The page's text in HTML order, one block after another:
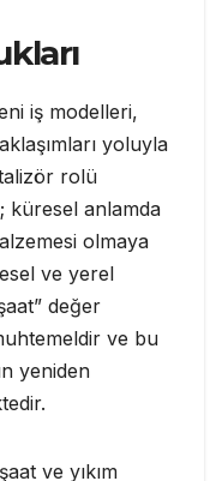
iş modelleri,
yoluyla
rolü
küresel anlamda
olmaya
ve yerel
değer
ve bu
yeniden
ve yıkım